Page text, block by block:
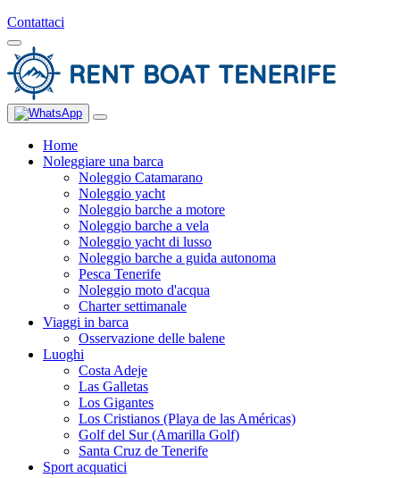
Contattaci
Home
Noleggiare una barca
Noleggio Catamarano
Noleggio yacht
Noleggio barche a motore
Noleggio barche a vela
Noleggio yacht di lusso
Noleggio barche a guida autonoma
Pesca Tenerife
Noleggio moto d'acqua
Charter settimanale
Viaggi in barca
Osservazione delle balene
Luoghi
Costa Adeje
Las Galletas
Los Gigantes
Los Cristianos (Playa de las Américas)
Golf del Sur (Amarilla Golf)
Santa Cruz de Tenerife
Sport acquatici